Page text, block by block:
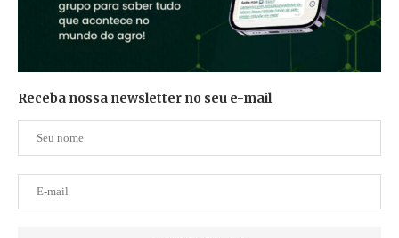
Receba nossa newsletter no seu e-mail